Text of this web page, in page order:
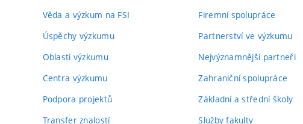
Věda a výzkum na FSI
Úspěchy výzkumu
Oblasti výzkumu
Centra výzkumu
Podpora projektů
Transfer znalostí
Firemní spolupráce
Partnerství ve výzkumu
Nejvýznamnější partneři
Zahraniční spolupráce
Základní a střední školy
Služby fakulty